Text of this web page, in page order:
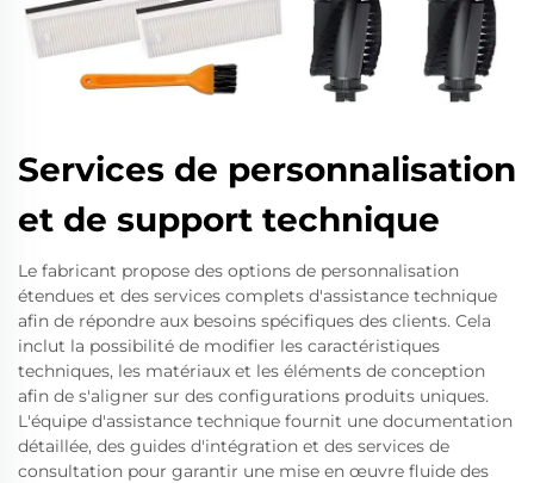
Services de personnalisation
et de support technique
Le fabricant propose des options de personnalisation
étendues et des services complets d'assistance technique
afin de répondre aux besoins spécifiques des clients. Cela
inclut la possibilité de modifier les caractéristiques
techniques, les matériaux et les éléments de conception
afin de s'aligner sur des configurations produits uniques.
L'équipe d'assistance technique fournit une documentation
détaillée, des guides d'intégration et des services de
consultation pour garantir une mise en œuvre fluide des